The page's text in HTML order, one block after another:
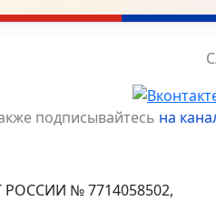
подписывайтесь на
РОССИИ № 7714058502,